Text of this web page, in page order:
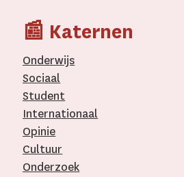
📰 Katernen
Onderwijs
Sociaal
Student
Internationaal­
Opinie
Cultuur
Onderzoek